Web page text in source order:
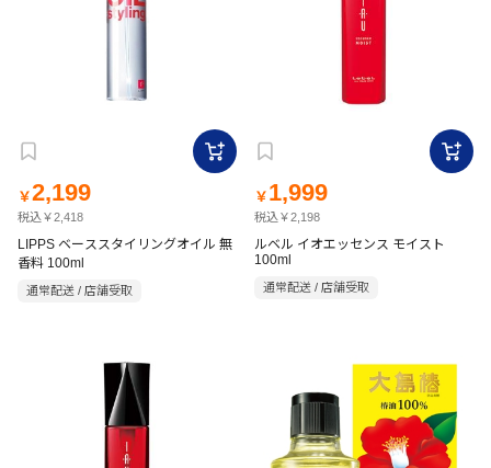
￥2,199
税込￥2,418
LIPPS ベーススタイリングオイル 無
香料 100ml
通常配送 / 店舗受取
￥ 1,999
税込￥2,198
ルベル イオエッセンス モイスト
100ml
通常配送 / 店舗受取